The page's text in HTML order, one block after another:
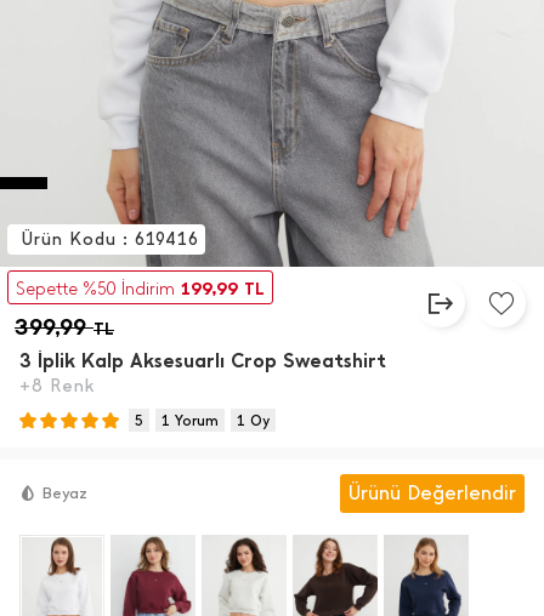
Sepette %50 İndirim 199,99 TL
399,99TL
3 İ̇plik Kalp Aksesuarlı Crop Sweatshirt
+8 Renk
Ürün Kodu : 619416
5 1 Yorum 1 Oy
Beyaz Ürünü Değerlendir